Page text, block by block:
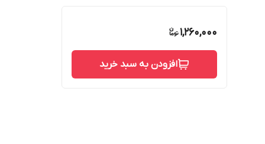
1,260,000
افزودن به سبد خرید